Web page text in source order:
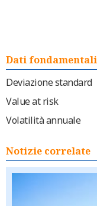
Dati fondamentali
Deviazione standard
Value at risk
Volatilità annuale
Notizie correlate